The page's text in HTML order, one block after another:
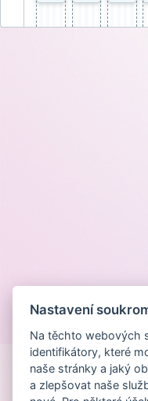
Nastavení
Na těchto webových
identifikátory, které
naše stránky a jaký
a zlepšovat naše